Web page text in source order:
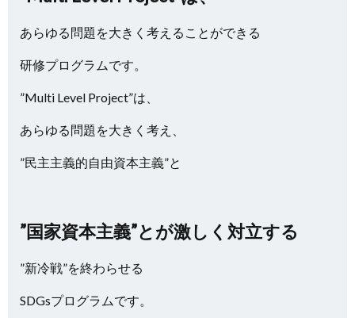
あらゆる問題を大きく考えることができる
研修プログラムです。
”Multi Level Project”は、
あらゆる問題を大きく考え、
”民主主義的自由資本主義”と
”国家資本主義”とが激しく対立する
”新冷戦”を終わらせる
SDGsプログラムです。